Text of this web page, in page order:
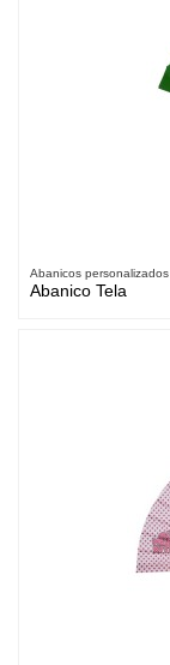
Abanicos personalizados
Abanico Tela